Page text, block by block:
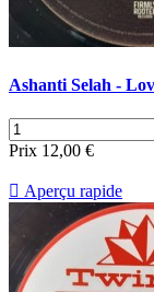
Ashanti Selah -
Prix 12,00 €
 Aperçu rapide